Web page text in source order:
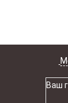
Ваш